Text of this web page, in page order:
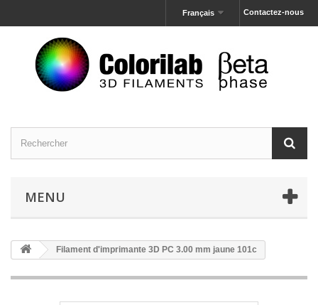
Contactez-nous
Français
MENU
Filament d'imprimante 3D PC 3.00 mm jaune 101c